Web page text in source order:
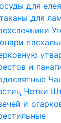
для елея
для
и
Четки
и